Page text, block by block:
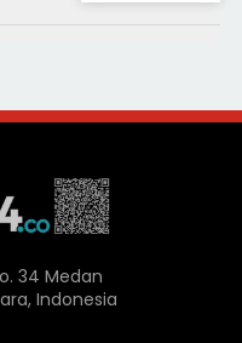
34 Medan
Indonesia